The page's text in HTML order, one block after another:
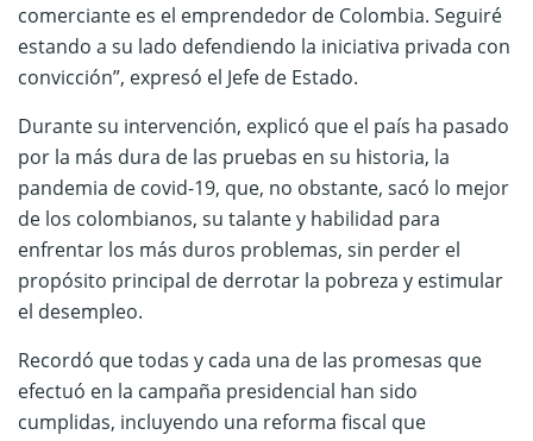
comerciante es el emprendedor de Colombia. Seguiré
estando a su lado defendiendo la iniciativa privada con
convicción”, expresó el Jefe de Estado.
Durante su intervención, explicó que el país ha pasado
por la más dura de las pruebas en su historia, la
pandemia de covid-19, que, no obstante, sacó lo mejor
de los colombianos, su talante y habilidad para
enfrentar los más duros problemas, sin perder el
propósito principal de derrotar la pobreza y estimular
el desempleo.
Recordó que todas y cada una de las promesas que
efectuó en la campaña presidencial han sido
cumplidas, incluyendo una reforma fiscal que